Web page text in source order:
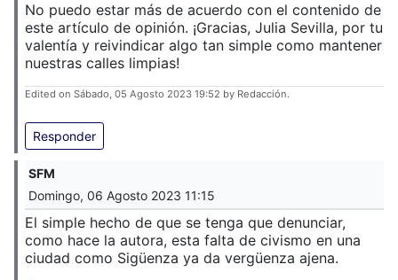
No puedo estar más de acuerdo con el contenido de
este artículo de opinión. ¡Gracias, Julia Sevilla, por tu
valentía y reivindicar algo tan simple como mantener
nuestras calles limpias!
Edited on Sábado, 05 Agosto 2023 19:52 by Redacción.
Responder
SFM
Domingo, 06 Agosto 2023 11:15
El simple hecho de que se tenga que denunciar,
como hace la autora, esta falta de civismo en una
ciudad como Sigüenza ya da vergüenza ajena.